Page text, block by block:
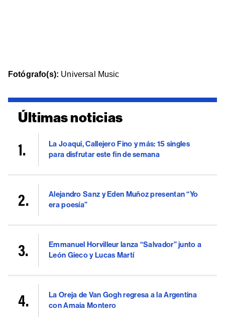
Fotógrafo(s): Universal Music
Últimas noticias
La Joaqui, Callejero Fino y más: 15 singles
para disfrutar este fin de semana
Alejandro Sanz y Eden Muñoz presentan “Yo
era poesía”
Emmanuel Horvilleur lanza “Salvador” junto a
León Gieco y Lucas Martí
La Oreja de Van Gogh regresa a la Argentina
con Amaia Montero